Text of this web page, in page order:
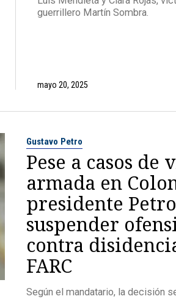
guerrillero Martín Sombra.
mayo 20, 2025
Gustavo Petro
Pese a casos de
armada en
presidente
suspender
contra
FARC
Según el mandatario, la decisión